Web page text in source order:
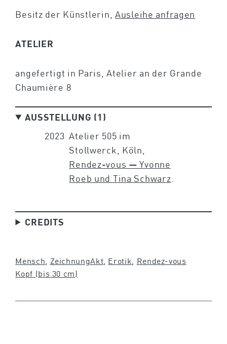
Besitz der Künstlerin, Ausleihe anfragen
ATELIER
angefertigt in Paris, Atelier an der Grande
Chaumière 8
AUSSTELLUNG (1)
2023 Atelier 505 im
Stollwerck, Köln,
Rendez-vous — Yvonne
Roeb und Tina Schwarz
CREDITS
Mensch ZeichnungAkt Erotik
Rendez-vous
Kopf (bis 30 cm)